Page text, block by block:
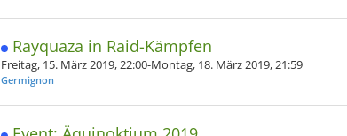
Rayquaza in Raid-Kämpfen
Freitag, 15. März 2019, 22:00-Montag, 18. März 2019, 21:59
Germignon